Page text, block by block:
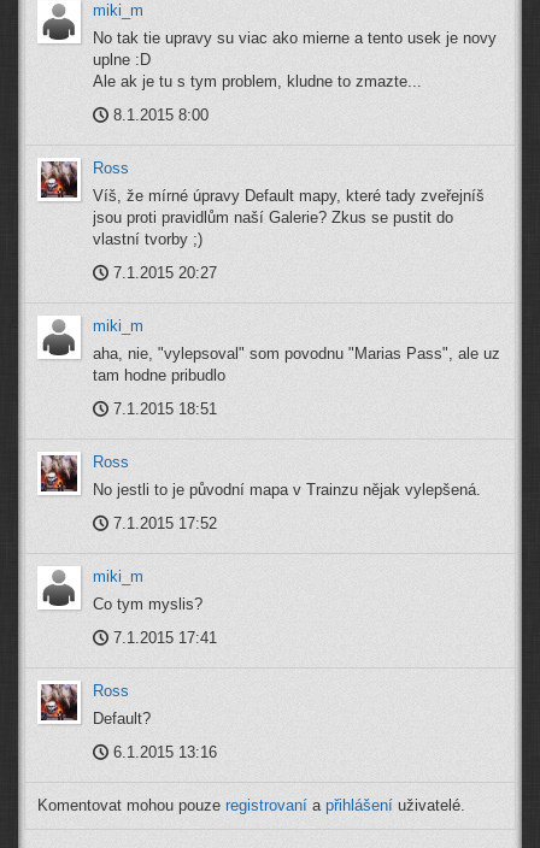
miki_m
No tak tie upravy su viac ako mierne a tento usek je novy
uplne :D
Ale ak je tu s tym problem, kludne to zmazte...
8.1.2015 8:00
Ross
Víš, že mírné úpravy Default mapy, které tady zveřejníš
jsou proti pravidlům naší Galerie? Zkus se pustit do
vlastní tvorby ;)
7.1.2015 20:27
miki_m
aha, nie, "vylepsoval" som povodnu "Marias Pass", ale uz
tam hodne pribudlo
7.1.2015 18:51
Ross
No jestli to je původní mapa v Trainzu nějak vylepšená.
7.1.2015 17:52
miki_m
Co tym myslis?
7.1.2015 17:41
Ross
Default?
6.1.2015 13:16
Komentovat mohou pouze registrovaní a přihlášení uživatelé.